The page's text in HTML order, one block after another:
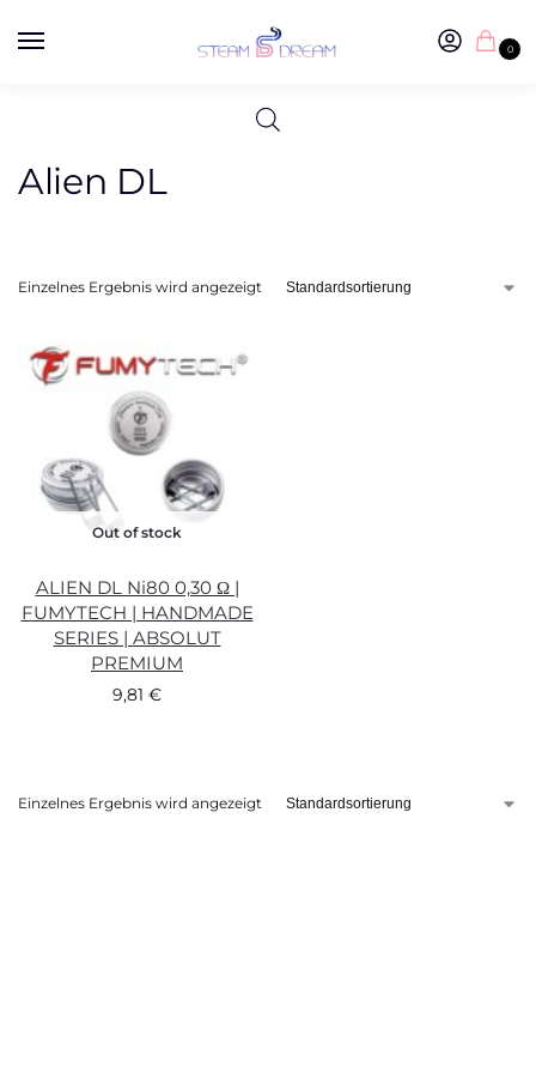
0
Alien DL
Einzelnes Ergebnis wird angezeigt
Out of stock
ALIEN DL Ni80 0,30 Ω |
FUMYTECH | HANDMADE
SERIES | ABSOLUT
PREMIUM
9,81 €
Einzelnes Ergebnis wird angezeigt